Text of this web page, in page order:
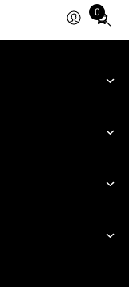
0
Total
items
cart: